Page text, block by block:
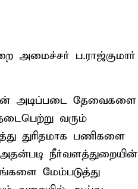
அமைச்சர் ப.ராஜ்குமார்
அடிப்படை தேவைகளை
வரும்
துரிதமாக பணிகளை
அதன்படி நீர்வளத்துறையின்
மேம்படுத்து